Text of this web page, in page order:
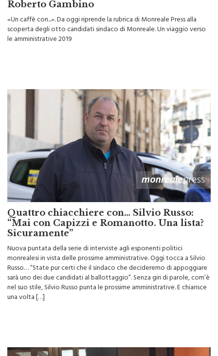
«Un caffè con...». Da oggi riprende la rubrica di Monreale Press alla
scoperta degli otto candidati sindaco di Monreale. Un viaggio verso
le amministrative 2019
Quattro chiacchiere con… Silvio Russo:
“Mai con Capizzi e Romanotto. Una lista?
Sicuramente”
Nuova puntata della serie di interviste agli esponenti politici
monrealesi in vista delle prossime amministrative. Oggi tocca a Silvio
Russo… “State pur certi che il sindaco che decideremo di appoggiare
sarà uno dei due candidati al ballottaggio”. Senza giri di parole, com’è
nel suo stile, Silvio Russo punta le prossime amministrative. E chiarisce
una volta […]